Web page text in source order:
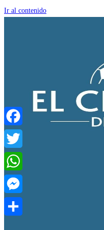
Ir al contenido
Facebook
Twitter
WhatsApp
Messenger